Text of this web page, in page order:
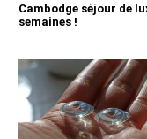
Cambodge séjour de
semaines !